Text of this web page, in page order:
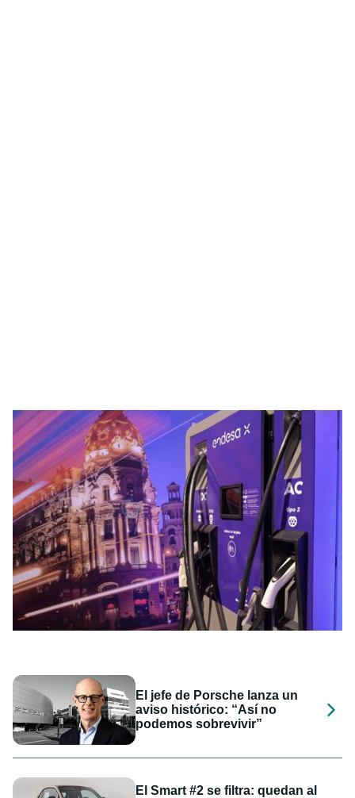
El jefe de Porsche lanza un
aviso histórico: “Así no
podemos sobrevivir”
El Smart #2 se filtra: quedan al